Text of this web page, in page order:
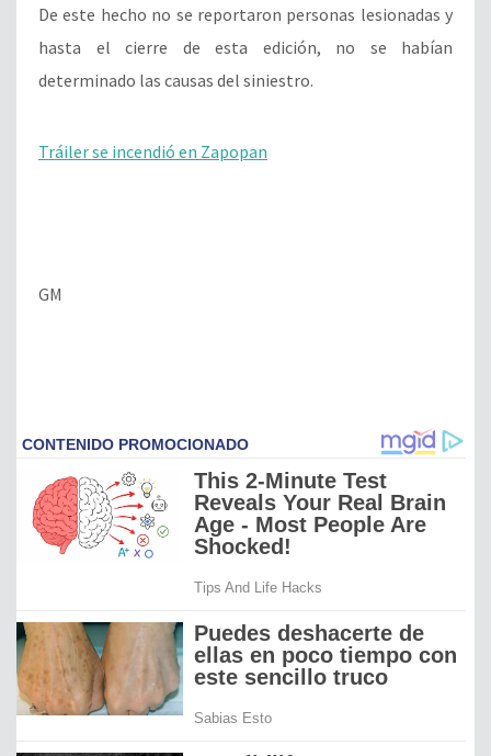
De este hecho no se reportaron personas lesionadas y
hasta el cierre de esta edición, no se habían
determinado las causas del siniestro.
Tráiler se incendió en Zapopan
GM